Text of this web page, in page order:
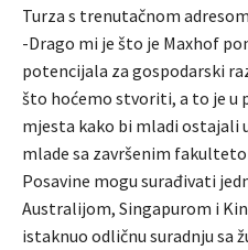
Turza s trenutačnom
-Drago mi je što je Maxhof
potencijala za gospodarski
što hoćemo stvoriti, a to je u
mjesta kako bi mladi ostajali
mlade sa završenim
Posavine mogu surađivati
Australijom, Singapurom i
istaknuo odličnu suradnju sa